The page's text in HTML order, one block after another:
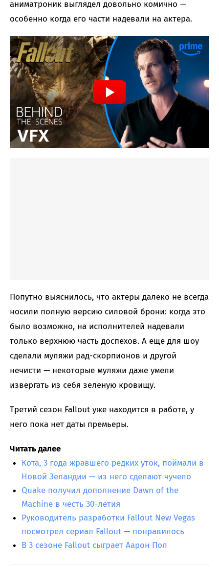
аниматроник выглядел довольно комично —
особенно когда его части надевали на актера.
Попутно выяснилось, что актеры далеко не всегда
носили полную версию силовой брони: когда это
было возможно, на исполнителей надевали
только верхнюю часть доспехов. А еще для шоу
сделали муляжи рад-скорпионов и другой
нечисти — некоторые муляжи даже умели
извергать из себя зеленую кровищу.
Третий сезон Fallout уже находится в работе, у
него пока нет даты премьеры.
Читать далее
Кота, 3 года жравшего редких уток, поймали в
Новой Зеландии — из него сделают чучело
Quake получил дополнение Dawn of the
Machine в честь 30-летия
Руководитель разработки Fallout New Vegas
посмотрел сериал Fallout — понравилось
В 3 сезоне Fallout сыграет Аарон Пол